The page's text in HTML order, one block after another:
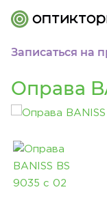
Записаться на
Оправа